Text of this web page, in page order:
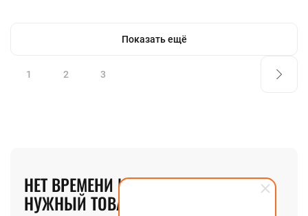
Показать ещё
1 2 3
НЕТ ВРЕМЕНИ ИСКАТЬ
НУЖНЫЙ ТОВАР? МЫ ПОМОЖЕМ!